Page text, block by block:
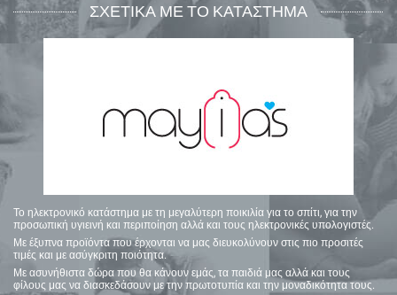
ΣΧΕΤΙΚΑ ΜΕ ΤΟ ΚΑΤΑΣΤΗΜΑ
Το ηλεκτρονικό κατάστημα με τη μεγαλύτερη ποικιλία για το σπίτι, για την
προσωπική υγιεινή και περιποίηση αλλά και τους ηλεκτρονικές υπολογιστές.
Με έξυπνα προϊόντα που έρχονται να μας διευκολύνουν στις πιο προσιτές
τιμές και με ασύγκριτη ποιότητα.
Με ασυνήθιστα δώρα που θα κάνουν εμάς, τα παιδιά μας αλλά και τους
φίλους μας να διασκεδάσουν με την πρωτοτυπία και την μοναδικότητα τους.